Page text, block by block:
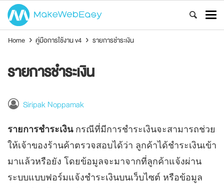
Home › คู่มือการใช้งาน v4 › รายการชำระเงิน
รายการชำระเงิน
Siripak Noppamak
รายการชำระเงินกรณีที่มีการชำระเงินจะสามารถช่วย
ให้เจ้าของร้านค้าตรวจสอบได้ว่า ลูกค้าได้ชำระเงินเข้า
มาแล้วหรือยัง โดยข้อมูลจะมาจากที่ลูกค้าแจ้งผ่าน
ระบบแบบฟอร์มแจ้งชำระเงินบนเว็บไซต์ หรือข้อมูล